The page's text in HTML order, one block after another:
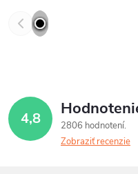
4,8
2806 hodnotení
Zobraziť recenzie